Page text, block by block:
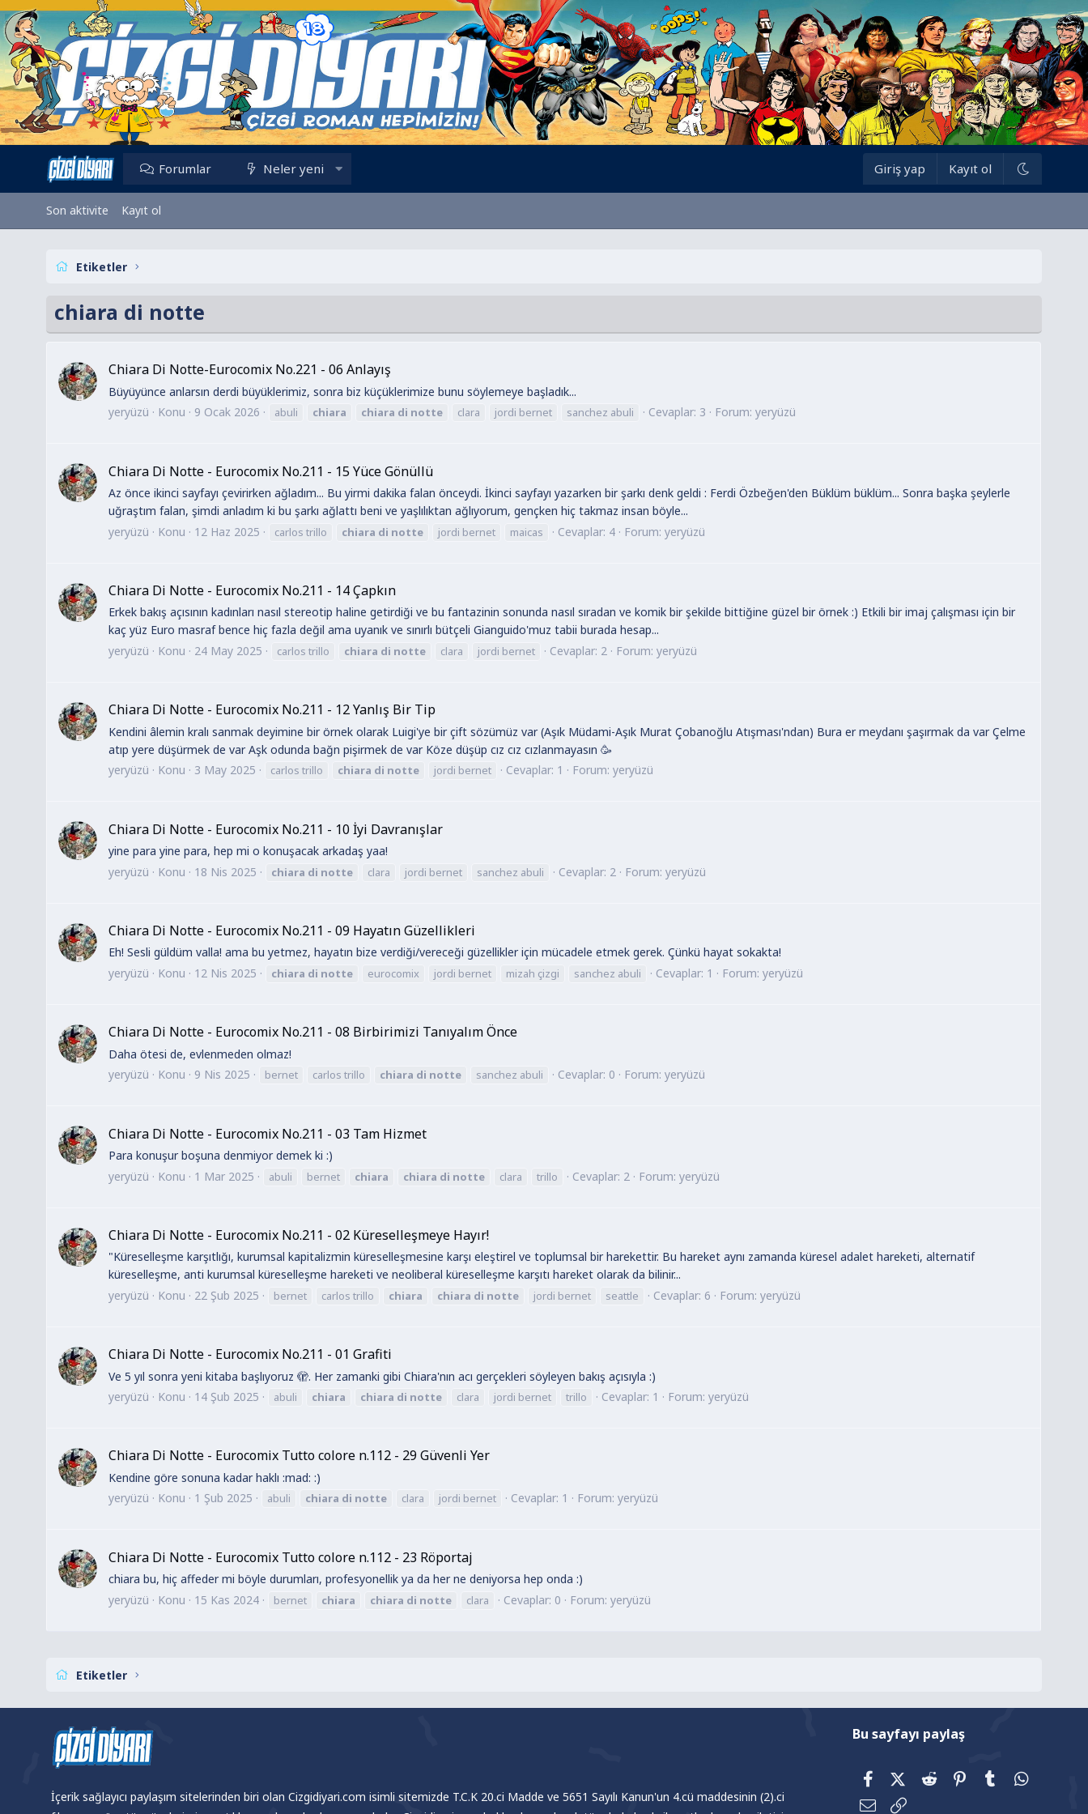
Forumlar Neler yeni Giriş yap Kayıt ol
Son aktivite Kayıt ol
Etiketler
chiara di notte
Chiara Di Notte-Eurocomix No.221 - 06 Anlayış
Büyüyünce anlarsın derdi büyüklerimiz, sonra biz küçüklerimize bunu söylemeye başladık...
yeryüzü
Konu 9 Ocak 2026 abuli chiara chiara di notte clara jordi bernet sanchez abuli Cevaplar: 3 Forum:yeryüzü
Chiara Di Notte - Eurocomix No.211 - 15 Yüce Gönüllü
Az önce ikinci sayfayı çevirirken ağladım... Bu yirmi dakika falan önceydi. İkinci sayfayı yazarken bir şarkı denk geldi : Ferdi Özbeğen'den Büklüm büklüm... Sonra başka şeylerle
uğraştım falan, şimdi anladım ki bu şarkı ağlattı beni ve yaşlılıktan ağlıyorum, gençken hiç takmaz insan böyle...
yeryüzü
Konu 12 Haz 2025 carlos trillo chiara di notte jordi bernet maicas Cevaplar: 4 Forum:yeryüzü
Chiara Di Notte - Eurocomix No.211 - 14 Çapkın
Erkek bakış açısının kadınları nasıl stereotip haline getirdiği ve bu fantazinin sonunda nasıl sıradan ve komik bir şekilde bittiğine güzel bir örnek :) Etkili bir imaj çalışması için bir
kaç yüz Euro masraf bence hiç fazla değil ama uyanık ve sınırlı bütçeli Gianguido'muz tabii burada hesap...
yeryüzü
Konu 24 May 2025 carlos trillo chiara di notte clara jordi bernet Cevaplar: 2 Forum:yeryüzü
Chiara Di Notte - Eurocomix No.211 - 12 Yanlış Bir Tip
Kendini âlemin kralı sanmak deyimine bir örnek olarak Luigi'ye bir çift sözümüz var (Aşık Müdami-Aşık Murat Çobanoğlu Atışması'ndan) Bura er meydanı şaşırmak da var Çelme
atıp yere düşürmek de var Aşk odunda bağn pişirmek de var Köze düşüp cız cız cızlanmayasın 🥳
yeryüzü
Konu 3 May 2025 carlos trillo chiara di notte jordi bernet Cevaplar: 1 Forum:yeryüzü
Chiara Di Notte - Eurocomix No.211 - 10 İyi Davranışlar
yine para yine para, hep mi o konuşacak arkadaş yaa!
yeryüzü
Konu 18 Nis 2025 chiara di notte clara jordi bernet sanchez abuli Cevaplar: 2 Forum:yeryüzü
Chiara Di Notte - Eurocomix No.211 - 09 Hayatın Güzellikleri
Eh! Sesli güldüm valla! ama bu yetmez, hayatın bize verdiği/vereceği güzellikler için mücadele etmek gerek. Çünkü hayat sokakta!
yeryüzü
Konu 12 Nis 2025 chiara di notte eurocomix jordi bernet mizah çizgi sanchez abuli Cevaplar: 1 Forum:yeryüzü
Chiara Di Notte - Eurocomix No.211 - 08 Birbirimizi Tanıyalım Önce
Daha ötesi de, evlenmeden olmaz!
yeryüzü
Konu 9 Nis 2025 bernet carlos trillo chiara di notte sanchez abuli Cevaplar: 0 Forum:yeryüzü
Chiara Di Notte - Eurocomix No.211 - 03 Tam Hizmet
Para konuşur boşuna denmiyor demek ki :)
yeryüzü
Konu 1 Mar 2025 abuli bernet chiara chiara di notte clara trillo Cevaplar: 2 Forum:yeryüzü
Chiara Di Notte - Eurocomix No.211 - 02 Küreselleşmeye Hayır!
"Küreselleşme karşıtlığı, kurumsal kapitalizmin küreselleşmesine karşı eleştirel ve toplumsal bir harekettir. Bu hareket aynı zamanda küresel adalet hareketi, alternatif
küreselleşme, anti kurumsal küreselleşme hareketi ve neoliberal küreselleşme karşıtı hareket olarak da bilinir...
yeryüzü
Konu 22 Şub 2025 bernet carlos trillo chiara chiara di notte jordi bernet seattle Cevaplar: 6 Forum:yeryüzü
Chiara Di Notte - Eurocomix No.211 - 01 Grafiti
Ve 5 yıl sonra yeni kitaba başlıyoruz 🫣. Her zamanki gibi Chiara'nın acı gerçekleri söyleyen bakış açısıyla :)
yeryüzü
Konu 14 Şub 2025 abuli chiara chiara di notte clara jordi bernet trillo Cevaplar: 1 Forum:yeryüzü
Chiara Di Notte - Eurocomix Tutto colore n.112 - 29 Güvenli Yer
Kendine göre sonuna kadar haklı :mad: :)
yeryüzü
Konu 1 Şub 2025 abuli chiara di notte clara jordi bernet Cevaplar: 1 Forum:yeryüzü
Chiara Di Notte - Eurocomix Tutto colore n.112 - 23 Röportaj
chiara bu, hiç affeder mi böyle durumları, profesyonellik ya da her ne deniyorsa hep onda :)
yeryüzü
Konu 15 Kas 2024 bernet chiara chiara di notte clara Cevaplar: 0 Forum:yeryüzü
Etiketler
İçerik sağlayıcı paylaşım sitelerinden biri olan Cizgidiyari.com isimli sitemizde T.C.K 20.ci Madde ve 5651 Sayılı Kanun'un 4.cü maddesinin (2).ci
Bu sayfayı paylaş
FacebookX (Twitter)
Reddit Pinterest
Tumblr
E-posta